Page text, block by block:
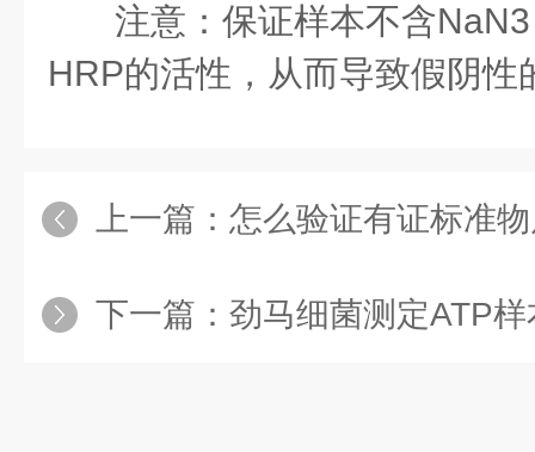
注意：保证样本不含NaN3
HRP的活性，从而导致假阴性
上一篇： 怎么验证有证标准
下一篇： 劲马细菌测定ATP